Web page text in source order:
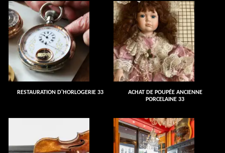
RESTAURATION D'HORLOGERIE 33
ACHAT DE POUPÉE ANCIENNE
PORCELAINE 33